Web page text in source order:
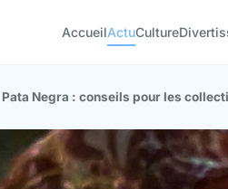
AccueilActuCulture
Negra : conseils pour les